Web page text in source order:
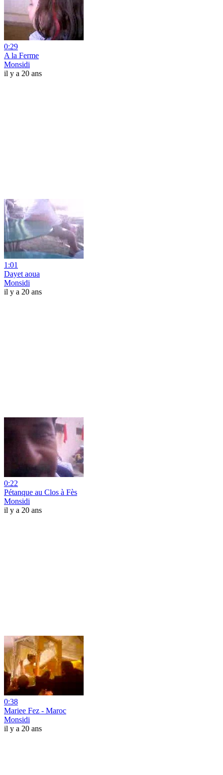
0:29
A la Ferme
Monsidi
il y a 20 ans
1:01
Dayet aoua
Monsidi
il y a 20 ans
0:22
Pétanque au Clos à Fès
Monsidi
il y a 20 ans
0:38
Mariee Fez - Maroc
Monsidi
il y a 20 ans